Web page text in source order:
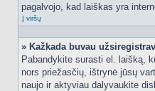
pagalvojo, kad laiškas yra
Į viršų
» Kažkada buvau
Pabandykite surasti el. laišką,
nors priežasčių, ištrynė jūsų
naujo ir aktyviau dalyvaukite